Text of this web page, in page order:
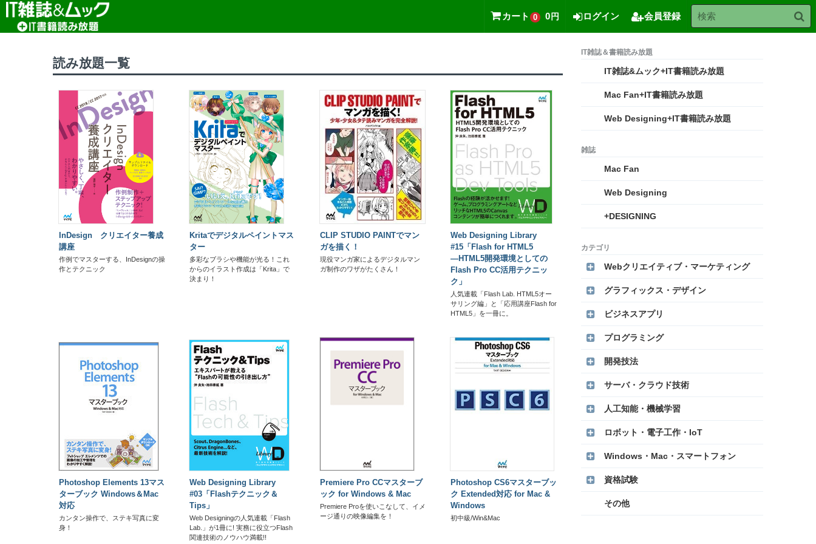
カート 0 0 円 ログイン 会員登録
読み放題一覧
InDesign クリエイター養成
講座
作例でマスターする、InDesignの操
作とテクニック
Kritaでデジタルペイントマス
ター
多彩なブラシや機能が光る！これ
からのイラスト作成は「Krita」で
決まり！
CLIP STUDIO PAINTでマン
ガを描く！
現役マンガ家によるデジタルマン
ガ制作のワザがたくさん！
Web Designing Library
#15「Flash for HTML5
―HTML5開発環境としての
Flash Pro CC活用テクニッ
ク」
人気連載「Flash Lab. HTML5オー
サリング編」と「応用講座Flash for
HTML5」を一冊に。
Photoshop Elements 13マス
ターブック Windows＆Mac
対応
カンタン操作で、ステキ写真に変
身！
Web Designing Library
#03「Flashテクニック＆
Tips」
Web Designingの人気連載「Flash
Lab.」が1冊に! 実務に役立つFlash
関連技術のノウハウ満載!!
Premiere Pro CCマスターブ
ック for Windows & Mac
Premiere Proを使いこなして、イメ
ージ通りの映像編集を！
Photoshop CS6マスターブッ
ク Extended対応 for Mac &
Windows
初中級/Win&Mac
IT雑誌&ムック+IT書籍読み放題
Mac Fan+IT書籍読み放題
Web Designing+IT書籍読み放題
Mac Fan
Web Designing
+DESIGNING
Webクリエイティブ・マーケティング
グラフィックス・デザイン
ビジネスアプリ
プログラミング
開発技法
サーバ・クラウド技術
人工知能・機械学習
ロボット・電子工作・IoT
Windows・Mac・スマートフォン
資格試験
その他